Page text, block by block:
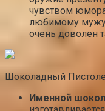
чувством
любимому
очень доволен
Шоколадный
Именной